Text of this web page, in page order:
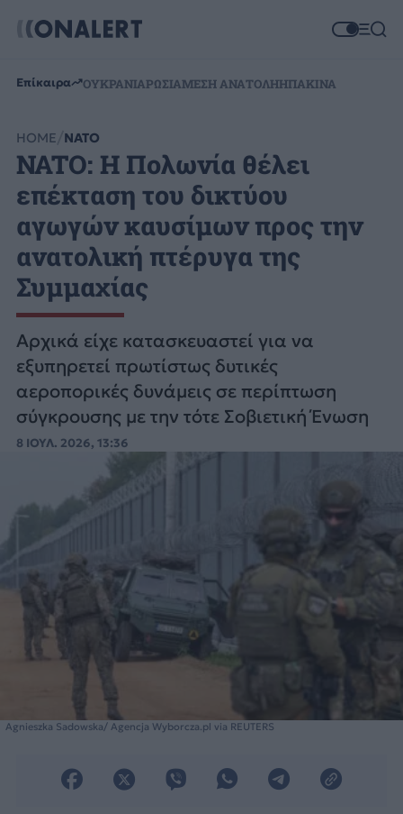
Επίκαιρα ΟΥΚΡΑΝΙΑΡΩΣΙΑΜΕΣΗ ΑΝΑΤΟΛΗΗΠΑΚΙΝΑ
HOME ΝΑΤΟ
NATO: Η Πολωνία θέλει
επέκταση του δικτύου
αγωγών καυσίμων προς την
ανατολική πτέρυγα της
Συμμαχίας
Αρχικά είχε κατασκευαστεί για να
εξυπηρετεί πρωτίστως δυτικές
αεροπορικές δυνάμεις σε περίπτωση
σύγκρουσης με την τότε Σοβιετική Ένωση
8 ΙΟΥΛ. 2026, 13:36
Agnieszka Sadowska/ Agencja Wyborcza.pl via REUTERS